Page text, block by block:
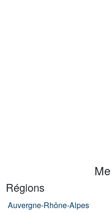
Régions
Auvergne-Rhône-Alpes